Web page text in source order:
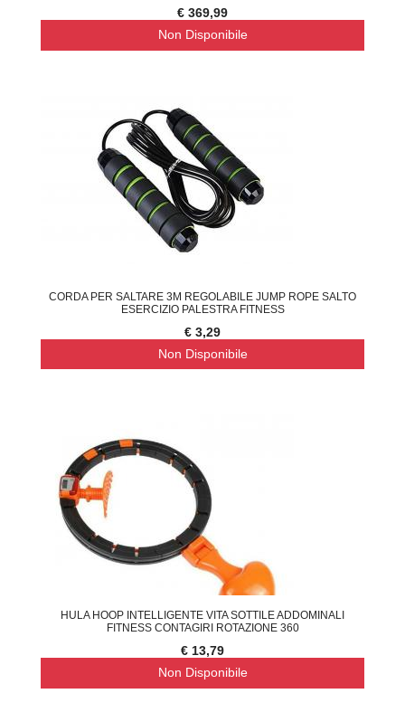
€ 369,99
Non Disponibile
CORDA PER SALTARE 3M REGOLABILE JUMP ROPE SALTO
ESERCIZIO PALESTRA FITNESS
€ 3,29
Non Disponibile
HULA HOOP INTELLIGENTE VITA SOTTILE ADDOMINALI
FITNESS CONTAGIRI ROTAZIONE 360
€ 13,79
Non Disponibile